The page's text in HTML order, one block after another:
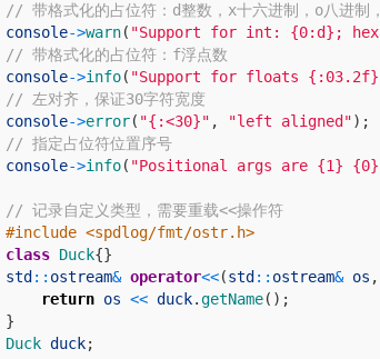
// 带格式化的占位符：d整数，x十六进
console->warn( "Support for int: {0:d};
// 带格式化的占位符：f浮点数
console->info( "Support for floats
// 左对齐，保证30字符宽度
console->error( "{:<30}" , "left aligned") ;
// 指定占位符位置序号
console->info( "Positional args are {1}
// 记录自定义类型，需要重载<<操作符
#include <spdlog/fmt/ostr.h>
class Duck{}
std :: ostream& operator<<(std :: ostream& os ,
return os << duck.getName( ) ;
}
Duck duck;